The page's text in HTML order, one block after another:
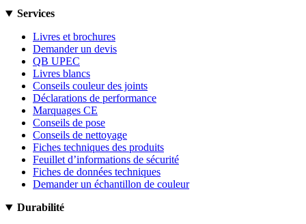
Services
Livres et brochures
Demander un devis
QB UPEC
Livres blancs
Conseils couleur des joints
Déclarations de performance
Marquages CE
Conseils de pose
Conseils de nettoyage
Fiches techniques des produits
Feuillet d’informations de sécurité
Fiches de données techniques
Demander un échantillon de couleur
Durabilité